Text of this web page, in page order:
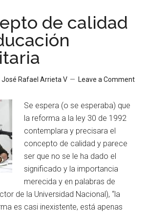
de calidad
José Rafael Arrieta V Leave a Comment
Se espera (o se esperaba) que
la reforma a la ley 30 de 1992
contemplara y precisara el
concepto de calidad y parece
ser que no se le ha dado el
significado y la importancia
merecida y en palabras de
de la Universidad Nacional), “la
es casi inexistente, está apenas